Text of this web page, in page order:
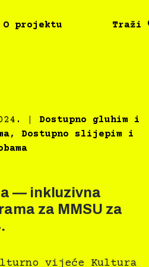
O projektu Traži
Dostupno gluhim i
, Dostupno slijepim i
— inkluzivna
za MMSU za
vijeće Kultura